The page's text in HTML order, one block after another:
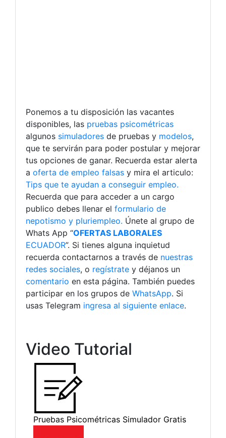
Ponemos a tu disposición las vacantes
disponibles, las pruebas psicométricas
algunos simuladores de pruebas y modelos,
que te servirán para poder postular y mejorar
tus opciones de ganar. Recuerda estar alerta
a oferta de empleo falsas y mira el articulo:
Tips que te ayudan a conseguir empleo.
Recuerda que para acceder a un cargo
publico debes llenar el formulario de
nepotismo y pluriempleo. Únete al grupo de
Whats App “OFERTAS LABORALES
ECUADOR”. Si tienes alguna inquietud
recuerda contactarnos a través de nuestras
redes sociales, o regístrate y déjanos un
comentario en esta página. También puedes
participar en los grupos de WhatsApp. Si
usas Telegram ingresa al siguiente enlace.
Video Tutorial